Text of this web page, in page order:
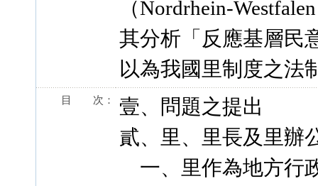
（Nordrhein-
其分析「反應基層民
以為我國里制度之法
目 次：
壹、問題之提出
貳、里、里長及里辦
一、里作為地方行